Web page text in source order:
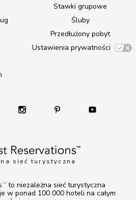
sieć turystyczna
Stawki grupowe
Śluby
Przedłużony pobyt
Ustawienia prywatności
TM
to niezależna sieć turystyczna
w ponad 100 000 hoteli na całym